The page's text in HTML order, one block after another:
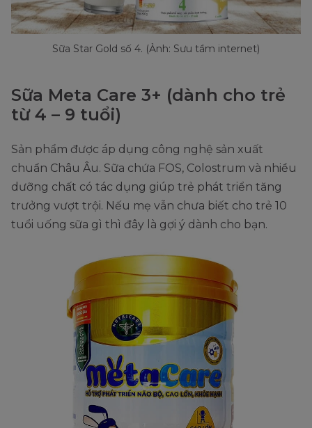
Sữa Star Gold số 4. (Ảnh: Sưu tầm internet)
Sữa Meta Care 3+ (dành cho trẻ
từ 4 – 9 tuổi)
Sản phẩm được áp dụng công nghệ sản xuất
chuẩn Châu Âu. Sữa chứa FOS, Colostrum và nhiều
dưỡng chất có tác dụng giúp trẻ phát triển tăng
trưởng vượt trội. Nếu mẹ vẫn chưa biết cho trẻ 10
tuổi uống sữa gì thì đây là gợi ý dành cho bạn.